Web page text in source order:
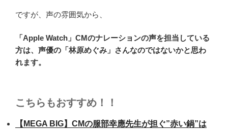
ですが、声の雰囲気から、
「Apple Watch」CMのナレーションの声を担当している
方は、声優の「林原めぐみ」さんなのではないかと思わ
れます。
こちらもおすすめ！！
【MEGA BIG】CMの服部幸應先生が担ぐ”赤い鍋”は